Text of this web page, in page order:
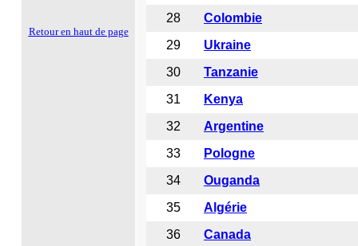
Retour en haut de page
28
Colombie
29
Ukraine
30
Tanzanie
31
Kenya
32
Argentine
33
Pologne
34
Ouganda
35
Algérie
36
Canada